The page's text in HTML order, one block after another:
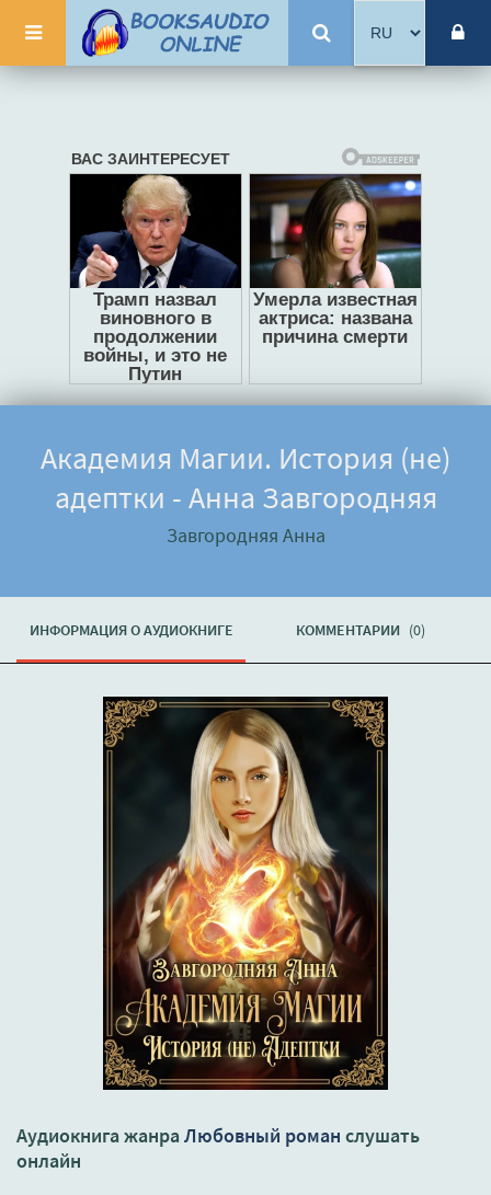
Академия Магии. История (не)
адептки - Анна Завгородняя
Завгородняя Анна
ИНФОРМАЦИЯ О АУДИОКНИГЕ КОММЕНТАРИИ (0)
Аудиокнига жанра Любовный роман слушать
онлайн